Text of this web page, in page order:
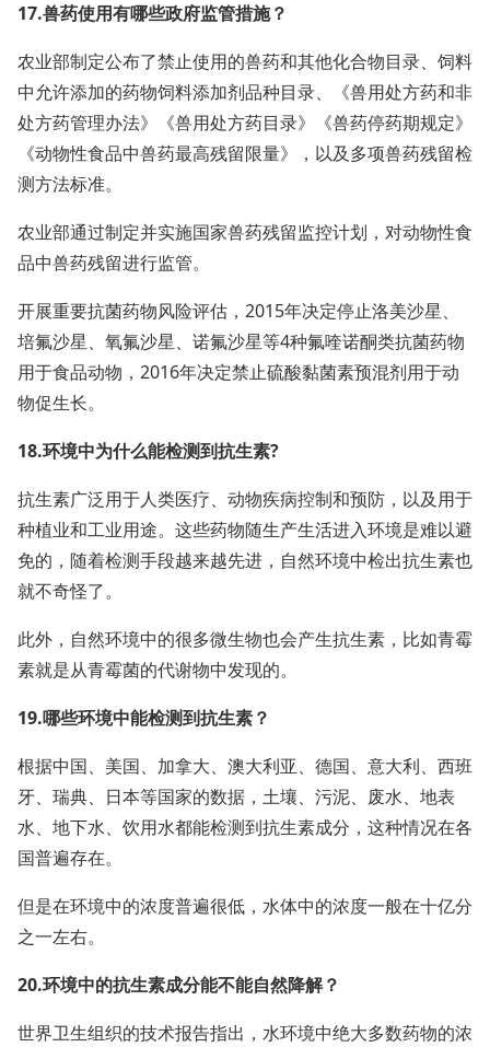
17.兽药使用有哪些政府监管措施？
农业部制定公布了禁止使用的兽药和其他化合物目录、饲料
中允许添加的药物饲料添加剂品种目录、《兽用处方药和非
处方药管理办法》《兽用处方药目录》《兽药停药期规定》
《动物性食品中兽药最高残留限量》，以及多项兽药残留检
测方法标准。
农业部通过制定并实施国家兽药残留监控计划，对动物性食
品中兽药残留进行监管。
开展重要抗菌药物风险评估，2015年决定停止洛美沙星、
培氟沙星、氧氟沙星、诺氟沙星等4种氟喹诺酮类抗菌药物
用于食品动物，2016年决定禁止硫酸黏菌素预混剂用于动
物促生长。
18.环境中为什么能检测到抗生素?
抗生素广泛用于人类医疗、动物疾病控制和预防，以及用于
种植业和工业用途。这些药物随生产生活进入环境是难以避
免的，随着检测手段越来越先进，自然环境中检出抗生素也
就不奇怪了。
此外，自然环境中的很多微生物也会产生抗生素，比如青霉
素就是从青霉菌的代谢物中发现的。
19.哪些环境中能检测到抗生素？
根据中国、美国、加拿大、澳大利亚、德国、意大利、西班
牙、瑞典、日本等国家的数据，土壤、污泥、废水、地表
水、地下水、饮用水都能检测到抗生素成分，这种情况在各
国普遍存在。
但是在环境中的浓度普遍很低，水体中的浓度一般在十亿分
之一左右。
20.环境中的抗生素成分能不能自然降解？
世界卫生组织的技术报告指出，水环境中绝大多数药物的浓